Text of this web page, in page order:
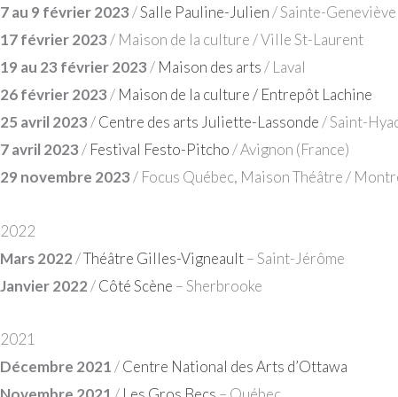
7 au 9 février 2023/Salle Pauline-Julien/ Sainte-Geneviève
17 février 2023/ Maison de la culture / Ville St-Laurent
19 au 23 février 2023/ Maison des arts/ Laval
26 février 2023/ Maison de la culture / Entrepôt Lachine
25 avril 2023/Centre des arts Juliette-Lassonde/ Saint-
7 avril 2023/ Festival Festo-Pitcho/ Avignon (France)
29 novembre 2023/ Focus Québec, Maison Théâtre /
2022
Mars 2022/Théâtre Gilles-Vigneault– Saint-Jérôme
Janvier 2022/Côté Scène – Sherbrooke
2021
Décembre 2021/Centre National des Arts d’Ottawa